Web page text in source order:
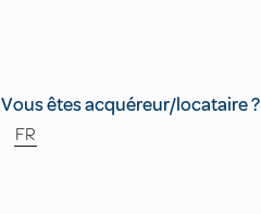
Vous êtes acquéreur/locataire ?
FR